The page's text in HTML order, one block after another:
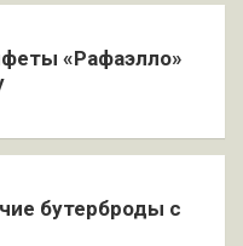
«Рафаэлло»
бутерброды с